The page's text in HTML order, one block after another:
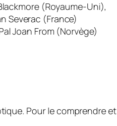
(Royaume-Uni),
Severac (France)
Joan From (Norvège)
Pour le comprendre